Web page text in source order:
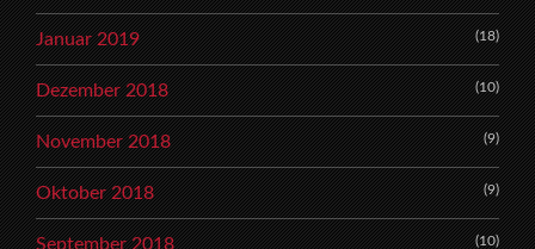
Januar 2019 (18)
Dezember 2018 (10)
November 2018 (9)
Oktober 2018 (9)
September 2018 (10)